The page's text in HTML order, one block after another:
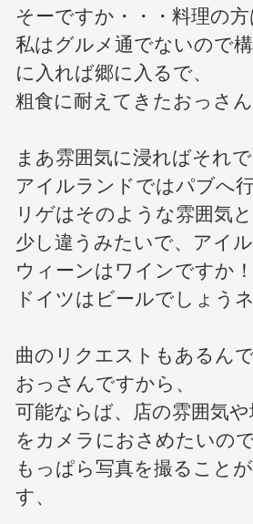
そーですか・・・料理の
私はグルメ通でないので
に入れば郷に入るで、
粗食に耐えてきたおっさ
まあ雰囲気に浸ればそれ
アイルランドではパブへ
リゲはそのような雰囲気
少し違うみたいで、アイ
ウィーンはワインですか！
ドイツはビールでしょう
曲のリクエストもあるん
おっさんですから、
可能ならば、店の雰囲気
をカメラにおさめたいの
もっぱら写真を撮ること
す、